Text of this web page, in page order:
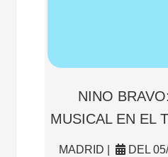
NINO
MUSICAL EN EL
MADRID |
DEL